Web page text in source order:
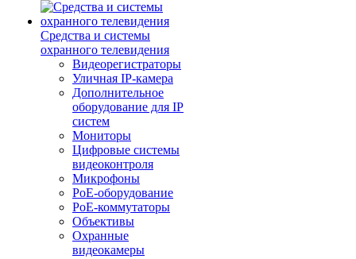
Средства и системы
охранного телевидения
Видеорегистраторы
Уличная IP-камера
Дополнительное
оборудование для IP
систем
Мониторы
Цифровые системы
видеоконтроля
Микрофоны
PoE-оборудование
PoE-коммутаторы
Объективы
Охранные
видеокамеры